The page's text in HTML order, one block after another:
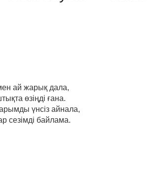
ай жарық дала,
өзіңді ғана.
үнсіз айнала,
сезімді байлама.